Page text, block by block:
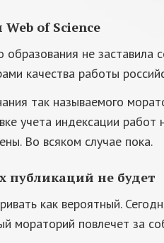
of Science
не
качества работы
так называемого
учета индексации
Во всяком случае пока.
публикаций не будет
как вероятный.
мораторий повлечет за